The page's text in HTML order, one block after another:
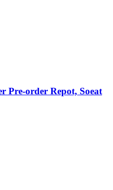
Pre-order Repot, Soeat